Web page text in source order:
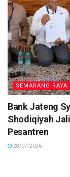
SEMARANG RAYA
Bank Jateng
Shodiqiyah
Pesantren
28/07/2026